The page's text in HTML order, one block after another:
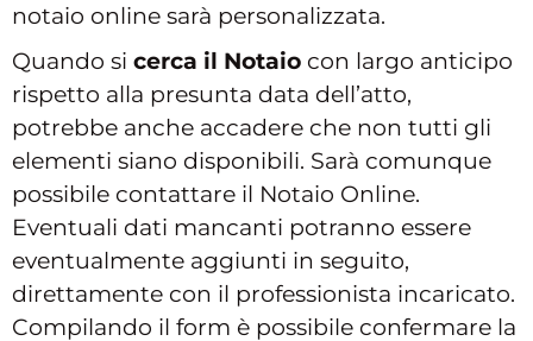
notaio online sarà personalizzata.
Quando si cerca il Notaio con largo anticipo
rispetto alla presunta data dell’atto,
potrebbe anche accadere che non tutti gli
elementi siano disponibili. Sarà comunque
possibile contattare il Notaio Online.
Eventuali dati mancanti potranno essere
eventualmente aggiunti in seguito,
direttamente con il professionista incaricato.
Compilando il form è possibile confermare la